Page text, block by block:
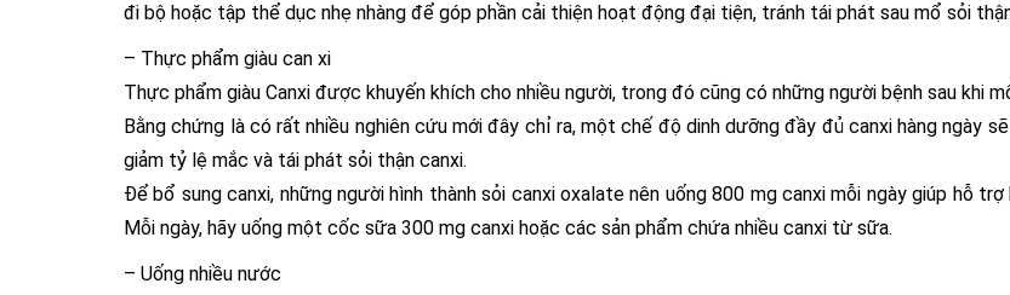
đi bộ hoặc tập thể dục nhẹ nhàng để góp phần cải thiện hoạt động đại tiện, tránh tái phát sau mổ sỏi
– Thực phẩm giàu can xi
Thực phẩm giàu Canxi được khuyến khích cho nhiều người, trong đó cũng có những người bệnh sau khi
Bằng chứng là có rất nhiều nghiên cứu mới đây chỉ ra, một chế độ dinh dưỡng đầy đủ canxi hàng ngày
giảm tỷ lệ mắc và tái phát sỏi thận canxi.
Để bổ sung canxi, những người hình thành sỏi canxi oxalate nên uống 800 mg canxi mỗi ngày giúp hỗ trợ
Mỗi ngày, hãy uống một cốc sữa 300 mg canxi hoặc các sản phẩm chứa nhiều canxi từ sữa.
– Uống nhiều nước